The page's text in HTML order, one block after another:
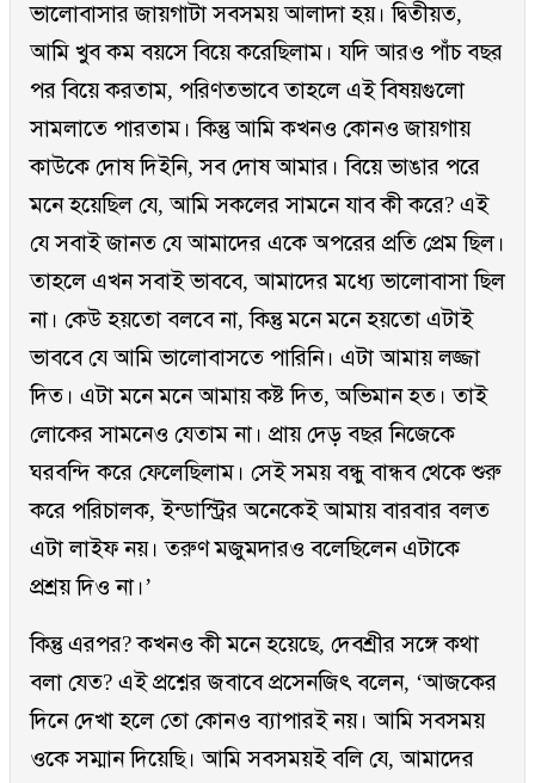
ভালোবাসার জায়গাটা সবসময় আলাদা হয়। দ্বিতীয়ত,
আমি খুব কম বয়সে বিয়ে করেছিলাম। যদি আরও পাঁচ বছর
পর বিয়ে করতাম, পরিণতভাবে তাহলে এই বিষয়গুলো
সামলাতে পারতাম। কিন্তু আমি কখনও কোনও জায়গায়
কাউকে দোষ দিইনি, সব দোষ আমার। বিয়ে ভাঙার পরে
মনে হয়েছিল যে, আমি সকলের সামনে যাব কী করে? এই
যে সবাই জানত যে আমাদের একে অপরের প্রতি প্রেম ছিল।
তাহলে এখন সবাই ভাববে, আমাদের মধ্যে ভালোবাসা ছিল
না। কেউ হয়তো বলবে না, কিন্তু মনে মনে হয়তো এটাই
ভাববে যে আমি ভালোবাসতে পারিনি। এটা আমায় লজ্জা
দিত। এটা মনে মনে আমায় কষ্ট দিত, অভিমান হত। তাই
লোকের সামনেও যেতাম না। প্রায় দেড় বছর নিজেকে
ঘরবন্দি করে ফেলেছিলাম। সেই সময় বন্ধু বান্ধব থেকে শুরু
করে পরিচালক, ইন্ডাস্ট্রির অনেকেই আমায় বারবার বলত
এটা লাইফ নয়। তরুণ মজুমদারও বলেছিলেন এটাকে
প্রশ্রয় দিও না।’
কিন্তু এরপর? কখনও কী মনে হয়েছে, দেবশ্রীর সঙ্গে কথা
বলা যেত? এই প্রশ্নের জবাবে প্রসেনজিৎ বলেন, ‘আজকের
দিনে দেখা হলে তো কোনও ব্যাপারই নয়। আমি সবসময়
ওকে সম্মান দিয়েছি। আমি সবসময়ই বলি যে, আমাদের